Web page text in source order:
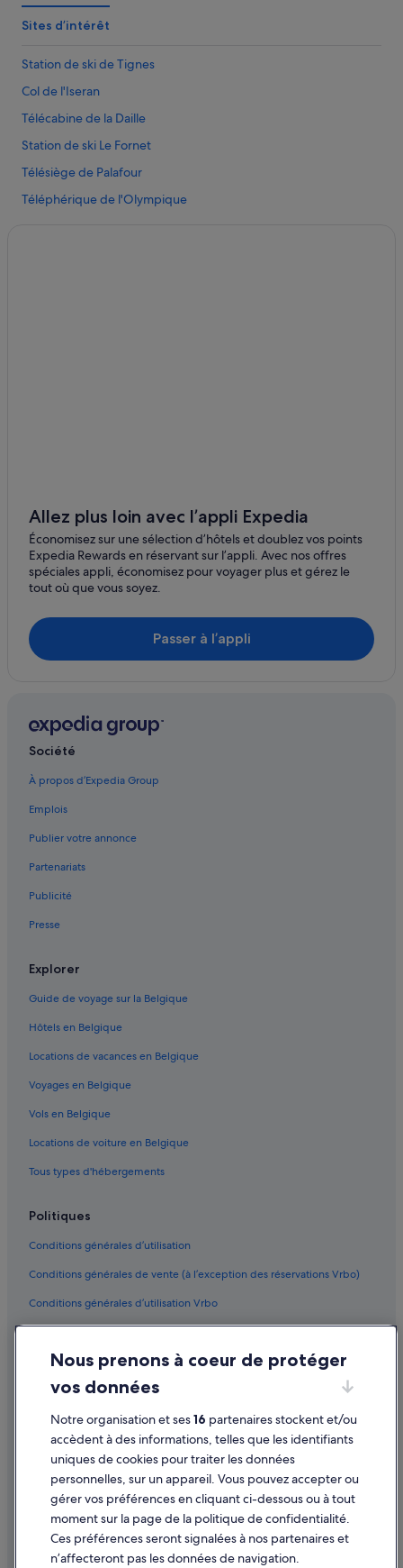
Tignes le Lac : Appartement à louer
Boisses : hôtels à proximité
Tignes : Résidences de vacances
Le Villaret du Nial : Maison d’hôtes
Tignes : Auberges de jeunesse
Val-D'isère : hôtels Hôtels familiaux
Val-D'isère : Chambres d’hôtes
Val Claret : hôtels
Val-D'isère : Appartement à louer
Télécabine de la Daille : hôtels à proximité
Tignes : Residences
Tignes : hôtels Hôtels avec centre de fitness
École du Ski Français de Val d'Isère : hôtels à proximité
Tignes le Lac : hôtels Lagrange
Val-D'isère : hôtels 3 étoiles
Val Claret : hôtels 3 étoiles
Tignes le Lac : hôtels Hôtels avec restaurant
Tignes : Appartement à louer
Tignes : Mobil homes
Station de ski de Tignes : hôtels à proximité
Sites d’intérêt
Station de ski de Tignes
Col de l'Iseran
Télécabine de la Daille
Station de ski Le Fornet
Télésiège de Palafour
Téléphérique de l'Olympique
Allez plus loin avec l’appli Expedia
Économisez sur une sélection d’hôtels et doublez vos points
Expedia Rewards en réservant sur l’appli. Avec nos offres
spéciales appli, économisez pour voyager plus et gérez le
tout où que vous soyez.
Passer à l’appli
Société
À propos d’Expedia Group
Emplois
Publier votre annonce
Partenariats
Publicité
Presse
Explorer
Guide de voyage sur la Belgique
Hôtels en Belgique
Locations de vacances en Belgique
Voyages en Belgique
Vols en Belgique
Locations de voiture en Belgique
Tous types d'hébergements
Politiques
Conditions générales d’utilisation
Conditions générales de vente (à l’exception des réservations Vrbo)
Conditions générales d’utilisation Vrbo
Protection des données
Cookies
Mentions légales / Nous contacter
Directives de contenu et signalement de contenus
Aide
Assistance
Modifier ou annuler votre réservation
Nous prenons à coeur de protéger
vos données
Notre organisation et ses16 partenaires stockent et/ou
accèdent à des informations, telles que les identifiants
uniques de cookies pour traiter les données
personnelles, sur un appareil. Vous pouvez accepter ou
gérer vos préférences en cliquant ci-dessous ou à tout
moment sur la page de la politique de confidentialité.
Ces préférences seront signalées à nos partenaires et
n’affecteront pas les données de navigation.